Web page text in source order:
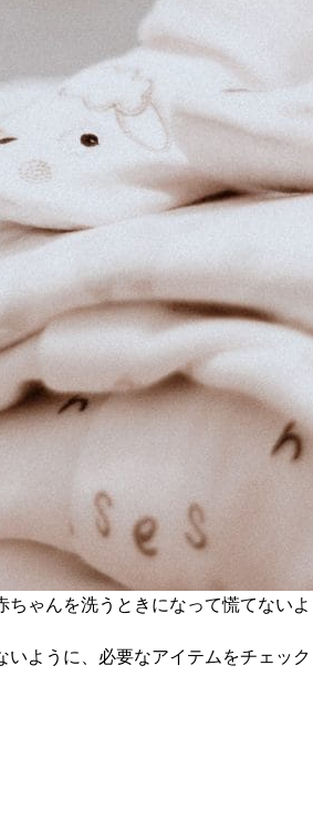
ゃんを洗うときになって慌てない
ように、必要なアイテムをチェック